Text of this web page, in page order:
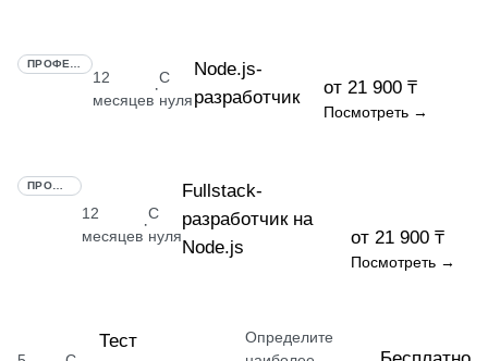
12
месяцев
·
С
нуля
Node.js-
разработчик
от 21 900 ₸
Посмотреть →
ПРОФЕССИЯ
12
месяцев
·
С
нуля
Fullstack-
разработчик на
Node.js
от 21 900 ₸
Посмотреть →
Тест
Определите